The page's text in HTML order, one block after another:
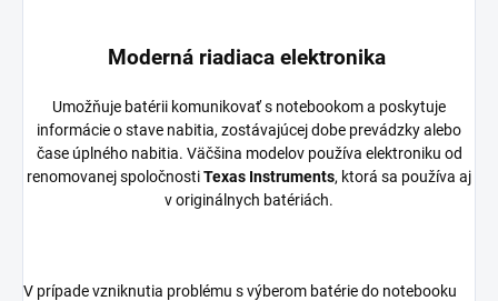
Moderná riadiaca elektronika
Umožňuje batérii komunikovať s notebookom a poskytuje
informácie o stave nabitia, zostávajúcej dobe prevádzky alebo
čase úplného nabitia. Väčšina modelov používa elektroniku od
renomovanej spoločnostiTexas Instruments, ktorá sa používa aj
v originálnych batériách.
V prípade vzniknutia problému s výberom batérie do notebooku